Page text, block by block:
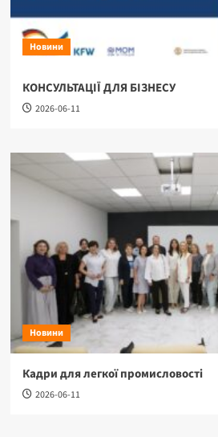
Новини
КОНСУЛЬТАЦІЇ ДЛЯ БІЗНЕСУ
2026-06-11
Новини
Кадри для легкої промисловості
2026-06-11